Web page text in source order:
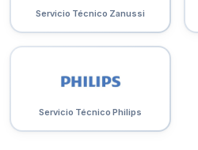
Servicio Técnico Zanussi
Servicio Técnico Philips